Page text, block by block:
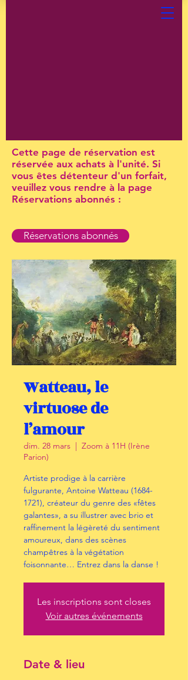
Cette page de réservation est
réservée aux achats à l'unité. Si
vous êtes détenteur d'un forfait,
veuillez vous rendre à la page
Réservations abonnés :
Réservations abonnés
Watteau, le
virtuose de
l’amour
dim. 28 mars
  |
Zoom à 11H (Irène
Parion)
Artiste prodige à la carrière
fulgurante, Antoine Watteau (1684-
1721), créateur du genre des «fêtes
galantes», a su illustrer avec brio et
raffinement la légèreté du sentiment
amoureux, dans des scènes
champêtres à la végétation
foisonnante… Entrez dans la danse !
Les inscriptions sont closes
Voir autres événements
Date & lieu